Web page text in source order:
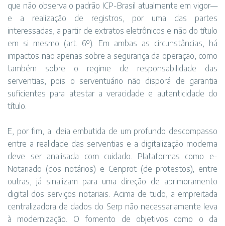
que não observa o padrão ICP-Brasil atualmente em vigor—
e a realização de registros, por uma das partes
interessadas, a partir de extratos eletrônicos e não do título
em si mesmo (art. 6º). Em ambas as circunstâncias, há
impactos não apenas sobre a segurança da operação, como
também sobre o regime de responsabilidade das
serventias, pois o serventuário não disporá de garantia
suficientes para atestar a veracidade e autenticidade do
título.
E, por fim, a ideia embutida de um profundo descompasso
entre a realidade das serventias e a digitalização moderna
deve ser analisada com cuidado. Plataformas como e-
Notariado (dos notários) e Cenprot (de protestos), entre
outras, já sinalizam para uma direção de aprimoramento
digital dos serviços notariais. Acima de tudo, a empreitada
centralizadora de dados do Serp não necessariamente leva
à modernização. O fomento de objetivos como o da